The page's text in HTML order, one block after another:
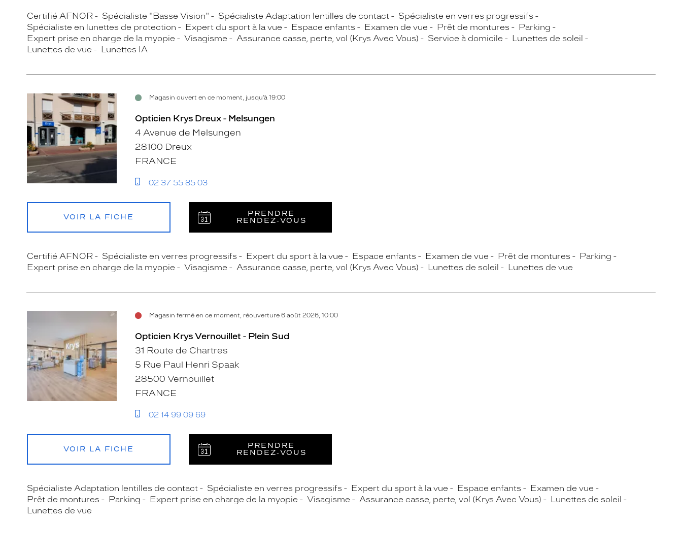
Certifié AFNOR Spécialiste "Basse Vision" Spécialiste Adaptation lentilles de contact
Spécialiste en verres progressifs
Spécialiste en lunettes de protection
Expert du sport à la vue Espace enfants Examen de vue Prêt de montures
Parking
Expert prise en charge de la myopie
Visagisme Assurance casse, perte, vol (Krys Avec Vous) Service à domicile
Lunettes de soleil
Lunettes de vue
Lunettes IA
Magasin ouvert en ce moment, jusqu’à 19:00
Opticien Krys Dreux - Melsungen
4 Avenue de Melsungen
28100 Dreux
FRANCE
02 37 55 85 03
VOIR LA FICHE
PRENDRE
RENDEZ‑VOUS
Certifié AFNOR Spécialiste en verres progressifs Expert du sport à la vue Espace enfants Examen de vue Prêt de montures
Parking
Expert prise en charge de la myopie
Visagisme Assurance casse, perte, vol (Krys Avec Vous) Lunettes de soleil Lunettes de vue
Magasin fermé en ce moment, réouverture 6 août 2026, 10:00
Opticien Krys Vernouillet - Plein Sud
31 Route de Chartres
5 Rue Paul Henri Spaak
28500 Vernouillet
FRANCE
02 14 99 09 69
VOIR LA FICHE
PRENDRE
RENDEZ‑VOUS
Spécialiste Adaptation lentilles de contact Spécialiste en verres progressifs Expert du sport à la vue Espace enfants
Examen de vue
Prêt de montures
Parking Expert prise en charge de la myopie Visagisme Assurance casse, perte, vol (Krys Avec Vous)
Lunettes de soleil
Lunettes de vue